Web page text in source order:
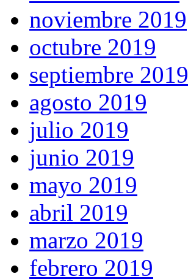
noviembre 2019
octubre 2019
septiembre 2019
agosto 2019
julio 2019
junio 2019
mayo 2019
abril 2019
marzo 2019
febrero 2019